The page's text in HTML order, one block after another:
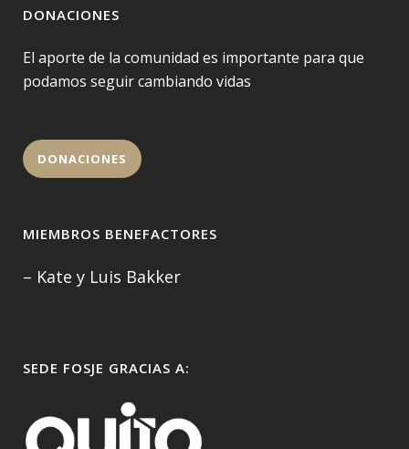
DONACIONES
El aporte de la comunidad es importante para que
podamos seguir cambiando vidas
DONACIONES
MIEMBROS BENEFACTORES
– Kate y Luis Bakker
SEDE FOSJE GRACIAS A: